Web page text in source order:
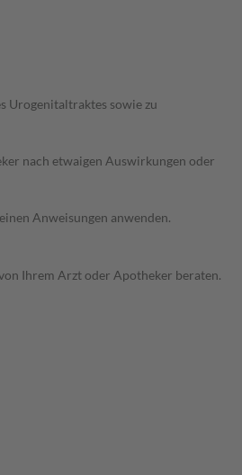
Urogenitaltraktes sowie zu
nach etwaigen Auswirkungen oder
Anweisungen anwenden.
Ihrem Arzt oder Apotheker beraten.